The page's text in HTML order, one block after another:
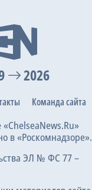
2026
Команда сайта
в «Роскомнадзоре».
ЭЛ № ФС 77 –